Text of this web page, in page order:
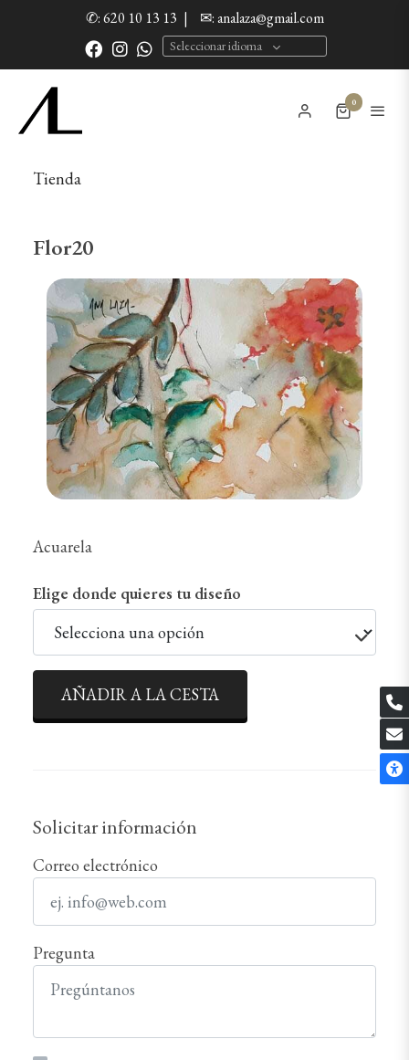
✆: 620 10 13 13 | ✉: analaza@gmail.com
Seleccionar idioma
0
Tienda
Flor20
Acuarela
Elige donde quieres tu diseño
AÑADIR A LA CESTA
Solicitar información
Correo electrónico
Pregunta